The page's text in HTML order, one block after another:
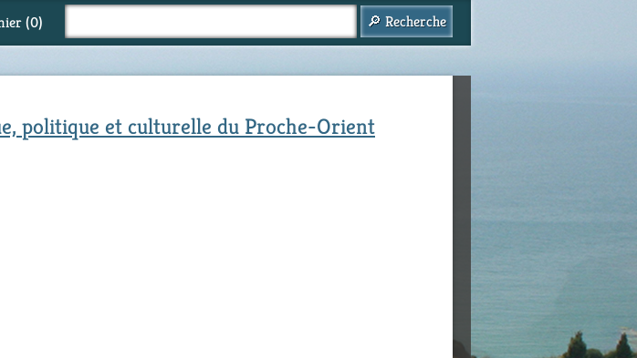
(0)
politique et culturelle du Proche-Orient